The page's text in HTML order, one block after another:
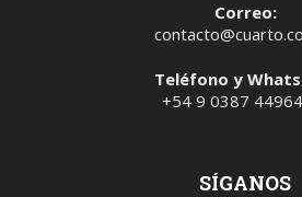
Correo:
Teléfono y
+54 9 0387
SÍGANOS